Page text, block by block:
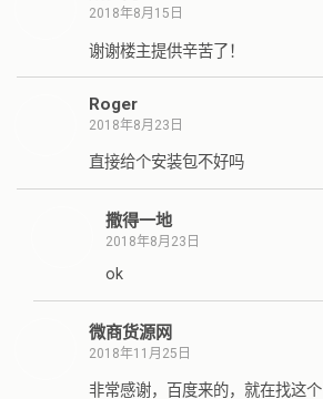
2018年8月15日
谢谢楼主提供辛苦了！
Roger
2018年8月23日
直接给个安装包不好吗
撒得一地
2018年8月23日
ok
微商货源网
2018年11月25日
非常感谢，百度来的，就在找这个